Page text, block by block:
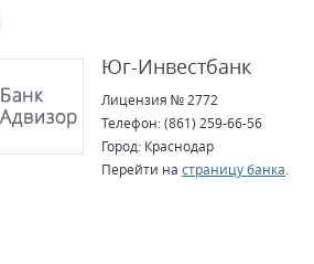
Юг-Инвестбанк
Лицензия № 2772
Телефон: (861) 259-66-56
Город: Краснодар
Перейти на страницу банка